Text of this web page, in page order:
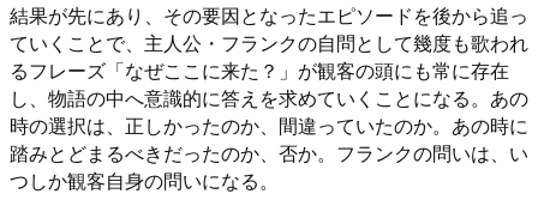
結果が先にあり、その要因となったエピソードを後から追っ
ていくことで、主人公・フランクの自問として幾度も歌われ
るフレーズ「なぜここに来た？」が観客の頭にも常に存在
し、物語の中へ意識的に答えを求めていくことになる。あの
時の選択は、正しかったのか、間違っていたのか。あの時に
踏みとどまるべきだったのか、否か。フランクの問いは、い
つしか観客自身の問いになる。